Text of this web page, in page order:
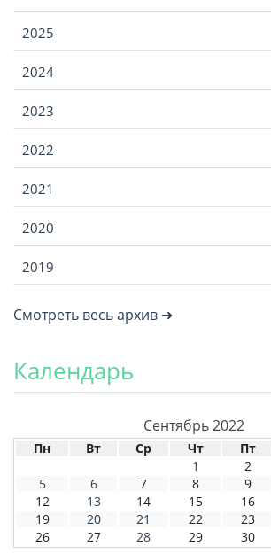
2025
2024
2023
2022
2021
2020
2019
Смотреть весь архив ➜
Календарь
Сентябрь 2022
Пн Вт Ср Чт Пт
1
2
5
6 7 8 9
12
13 14 15 16
19
20 21 22 23
26
27 28 29 30